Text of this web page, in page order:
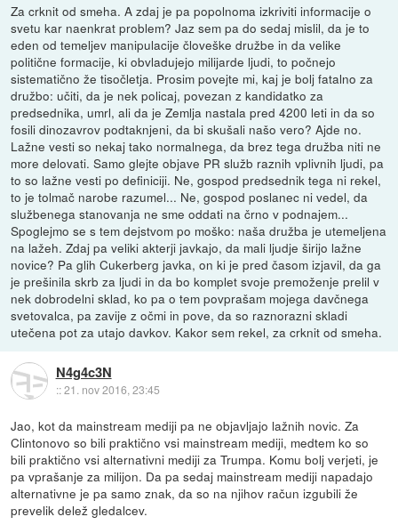
Za crknit od smeha. A zdaj je pa popolnoma izkriviti informacije o
svetu kar naenkrat problem? Jaz sem pa do sedaj mislil, da je to
eden od temeljev manipulacije človeške družbe in da velike
politične formacije, ki obvladujejo milijarde ljudi, to počnejo
sistematično že tisočletja. Prosim povejte mi, kaj je bolj fatalno za
družbo: učiti, da je nek policaj, povezan z kandidatko za
predsednika, umrl, ali da je Zemlja nastala pred 4200 leti in da so
fosili dinozavrov podtaknjeni, da bi skušali našo vero? Ajde no.
Lažne vesti so nekaj tako normalnega, da brez tega družba niti ne
more delovati. Samo glejte objave PR služb raznih vplivnih ljudi, pa
to so lažne vesti po definiciji. Ne, gospod predsednik tega ni rekel,
to je tolmač narobe razumel... Ne, gospod poslanec ni vedel, da
službenega stanovanja ne sme oddati na črno v podnajem...
Spoglejmo se s tem dejstvom po moško: naša družba je utemeljena
na lažeh. Zdaj pa veliki akterji javkajo, da mali ljudje širijo lažne
novice? Pa glih Cukerberg javka, on ki je pred časom izjavil, da ga
je prešinila skrb za ljudi in da bo komplet svoje premoženje prelil v
nek dobrodelni sklad, ko pa o tem povprašam mojega davčnega
svetovalca, pa zavije z očmi in pove, da so raznorazni skladi
utečena pot za utajo davkov. Kakor sem rekel, za crknit od smeha.
N4g4c3N
::21. nov 2016, 23:45
Jao, kot da mainstream mediji pa ne objavljajo lažnih novic. Za
Clintonovo so bili praktično vsi mainstream mediji, medtem ko so
bili praktično vsi alternativni mediji za Trumpa. Komu bolj verjeti, je
pa vprašanje za milijon. Da pa sedaj mainstream mediji napadajo
alternativne je pa samo znak, da so na njihov račun izgubili že
prevelik delež gledalcev.